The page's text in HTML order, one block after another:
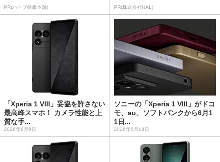
PR(ハーブ健康本舗) PR(株式会社HAL)
「Xperia 1 VIII」妥協を許さない
最高峰スマホ！ カメラ性能と上
質な手...
2026年6月9日
ソニーの「Xperia 1 VIII」がドコ
モ、au、ソフトバンクから6月1
1日...
2026年5月13日